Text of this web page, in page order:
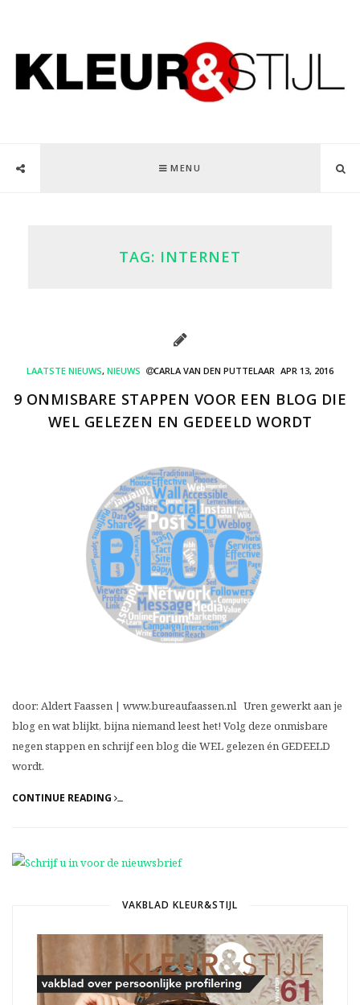
MENU
TAG: INTERNET
LAATSTE NIEUWS, NIEUWS CARLA VAN DEN PUTTELAAR APR 13, 2016
9 ONMISBARE STAPPEN VOOR EEN BLOG DIE
WEL GELEZEN EN GEDEELD WORDT
door: Aldert Faassen | www.bureaufaassen.nl Uren gewerkt aan je
blog en wat blijkt, bijna niemand leest het! Volg deze onmisbare
negen stappen en schrijf een blog die WEL gelezen én GEDEELD
wordt.
CONTINUE READING
VAKBLAD KLEUR&STIJL